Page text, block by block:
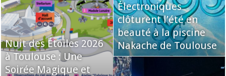
Nuit des Étoiles 2026
à Toulouse : Une
Soirée Magique et
Électroniques
clôturent l’été en
beauté à la piscine
Nakache de Toulouse